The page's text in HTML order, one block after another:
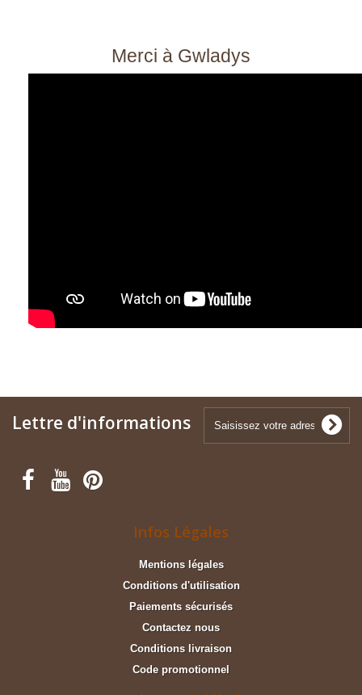
Merci à Gwladys
Lettre d'informations
Infos Légales
Mentions légales
Conditions d'utilisation
Paiements sécurisés
Contactez nous
Conditions livraison
Code promotionnel